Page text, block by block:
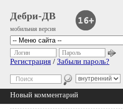
Дебри-ДВ
мобильная версия
Логин Пароль
Регистрация / Забыли пароль?
Новый комментарий